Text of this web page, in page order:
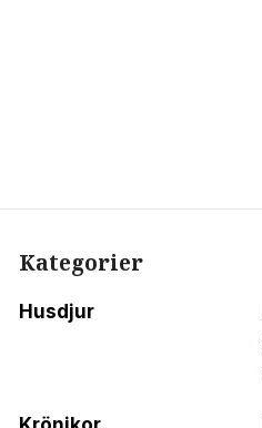
Kategorier
Husdjur